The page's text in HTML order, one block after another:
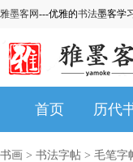
雅墨客网---优雅的书法墨客学
首页 历代
书画 > 书法字帖 > 毛笔字